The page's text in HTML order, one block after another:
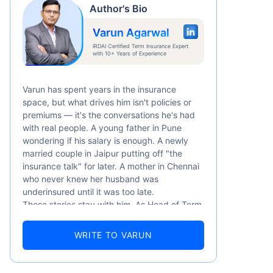
Author's Bio
Varun Agarwal
IRDAI Certified Term Insurance Expert
with 10+ Years of Experience
Varun has spent years in the insurance
space, but what drives him isn't policies or
premiums — it's the conversations he's had
with real people. A young father in Pune
wondering if his salary is enough. A newly
married couple in Jaipur putting off "the
insurance talk" for later. A mother in Chennai
who never knew her husband was
underinsured until it was too late.
These stories stay with him. As Head of Term
numbers well — 52.4% of Indians are aware
WRITE TO VARUN
*
కవరేజ్. *₹630/నెల 1 కోటి టర్మ్
1 కోటి టర్మ్ లైఫ్ ఇన్సూరెన్స్‌కు